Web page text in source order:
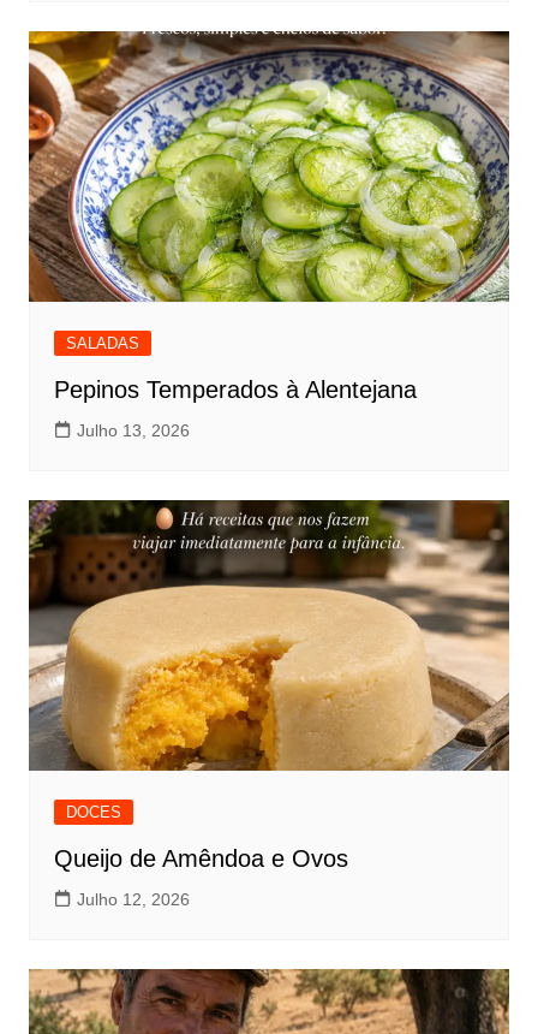
SALADAS
Pepinos Temperados à Alentejana
Julho 13, 2026
DOCES
Queijo de Amêndoa e Ovos
Julho 12, 2026